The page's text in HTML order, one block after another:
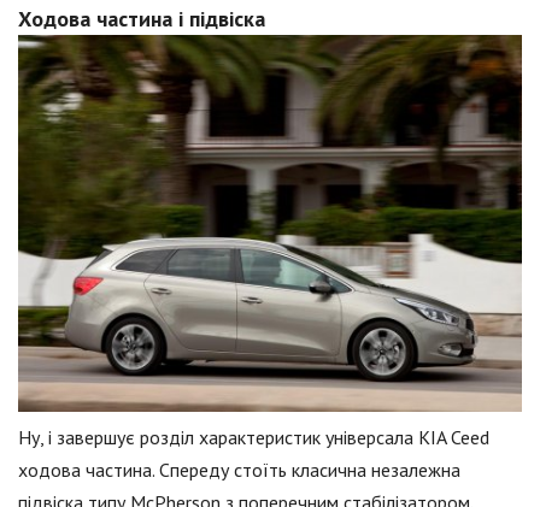
Ходова частина і підвіска
Ну, і завершує розділ характеристик універсала KIA Ceed
ходова частина. Спереду стоїть класична незалежна